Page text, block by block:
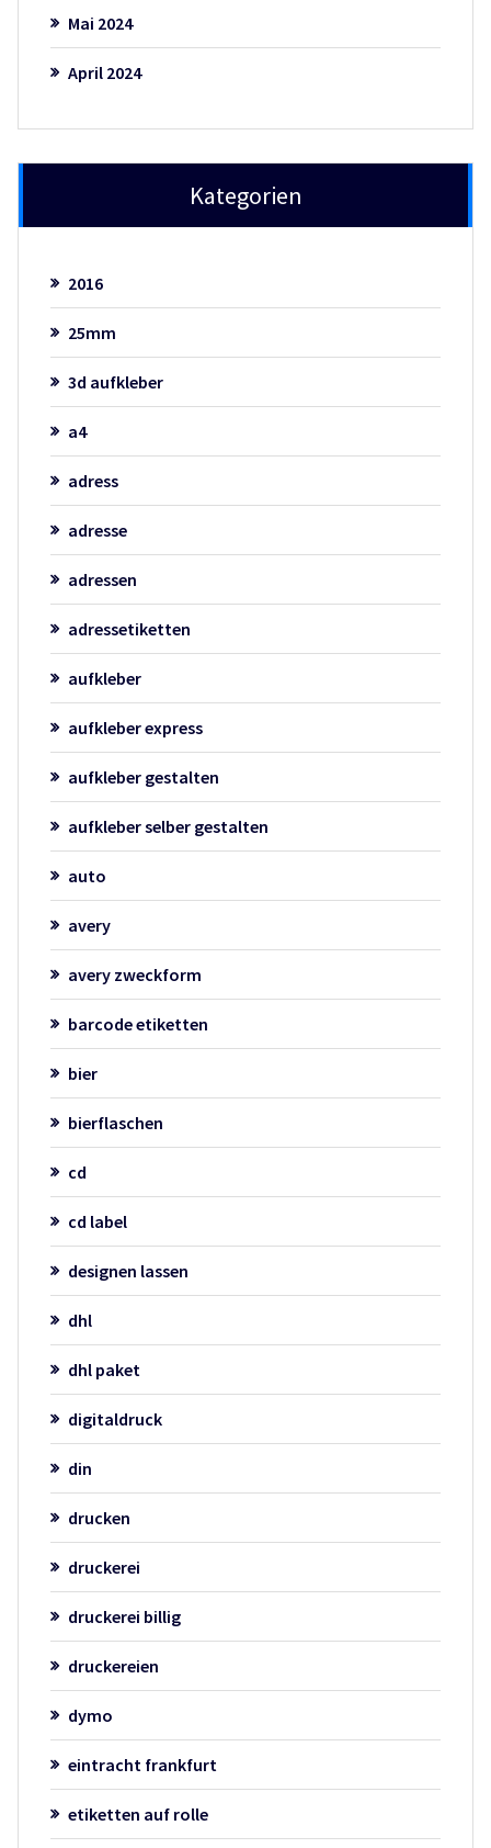
Mai 2024
April 2024
Kategorien
2016
25mm
3d aufkleber
a4
adress
adresse
adressen
adressetiketten
aufkleber
aufkleber express
aufkleber gestalten
aufkleber selber gestalten
auto
avery
avery zweckform
barcode etiketten
bier
bierflaschen
cd
cd label
designen lassen
dhl
dhl paket
digitaldruck
din
drucken
druckerei
druckerei billig
druckereien
dymo
eintracht frankfurt
etiketten auf rolle